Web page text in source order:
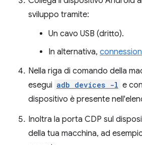
sviluppo tramite:
Un cavo USB (dritto).
In alternativa,
Nella riga di comando della
esegui adb devices -l e
dispositivo è presente
Inoltra la porta CDP sul
della tua macchina, ad